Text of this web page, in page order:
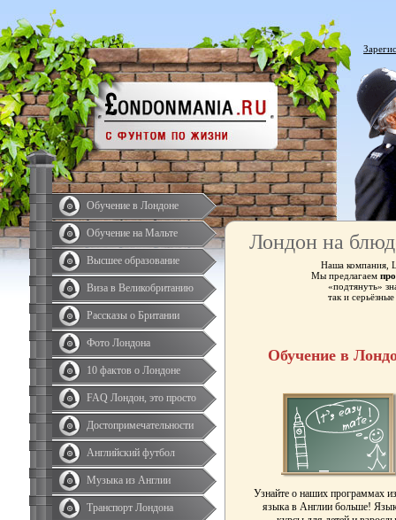
Обучение в Лондоне
Обучение на Мальте
Высшее образование
Виза в Великобританию
Рассказы о Британии
Фото Лондона
10 фактов о Лондоне
FAQ Лондон, это просто
Достопримечательности
Английский футбол
Музыка из Англии
Транспорт Лондона
Лондон на
Наша компания,
Мы предлагаем
«подтянуть»
так и
Обучение в
Узнайте о наших программах
языка в Англии больше!